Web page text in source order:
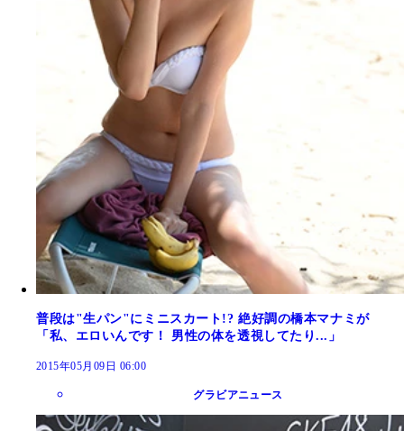
普段は"生パン"にミニスカート!? 絶好調の橋本マナミが
「私、エロいんです！ 男性の体を透視してたり...」
2015年05月09日 06:00
グラビアニュース